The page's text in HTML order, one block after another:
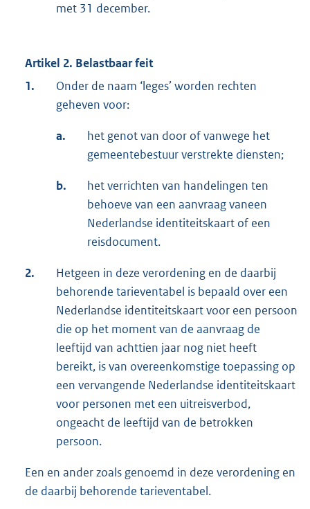
met 31 december.
Artikel 2. Belastbaar feit
1.
Onder de naam ‘leges’ worden rechten
geheven voor:
a.
het genot van door of vanwege het
gemeentebestuur verstrekte diensten;
b.
het verrichten van handelingen ten
behoeve van een aanvraag vaneen
Nederlandse identiteitskaart of een
reisdocument.
2.
Hetgeen in deze verordening en de daarbij
behorende tarieventabel is bepaald over een
Nederlandse identiteitskaart voor een persoon
die op het moment van de aanvraag de
leeftijd van achttien jaar nog niet heeft
bereikt, is van overeenkomstige toepassing op
een vervangende Nederlandse identiteitskaart
voor personen met een uitreisverbod,
ongeacht de leeftijd van de betrokken
persoon.
Een en ander zoals genoemd in deze verordening en
de daarbij behorende tarieventabel.